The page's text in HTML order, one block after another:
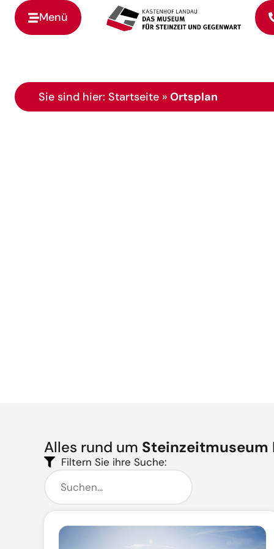
Menü
Zur Startseite
Sie sind hier: Startseite » Ortsplan
Alles rund um Steinzeitmuseum
Filtern Sie ihre Suche: